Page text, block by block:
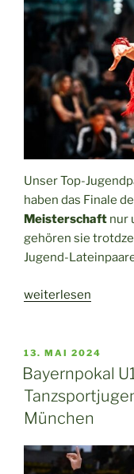
Unser Top-
haben das Finale
Meisterschaft nur
gehören sie
Jugend-
„DM
Mark
und
Alexia
sind
Anschlusspaar
ans
Finale!“
weiterlesen
VERÖFFENTLICHT
AM
13. MAI 2024
Bayernpokal
München